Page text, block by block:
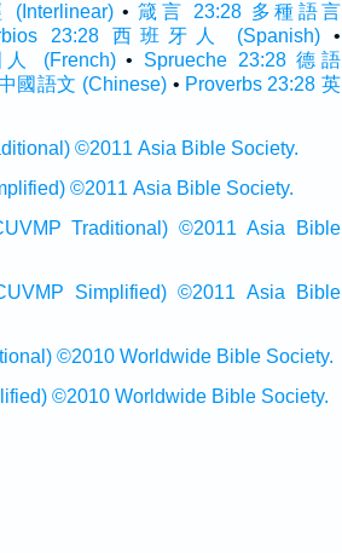
•箴言 23:28 多種語言
23:28 西班牙人 (Spanish)•
人 (French)• Sprueche 23:28 德語
國語文 (Chinese) • Proverbs 23:28 英
©2011 Asia Bible Society.
©2011 Asia Bible Society.
Traditional) ©2011 Asia Bible
Simplified) ©2011 Asia Bible
©2010 Worldwide Bible Society.
©2010 Worldwide Bible Society.